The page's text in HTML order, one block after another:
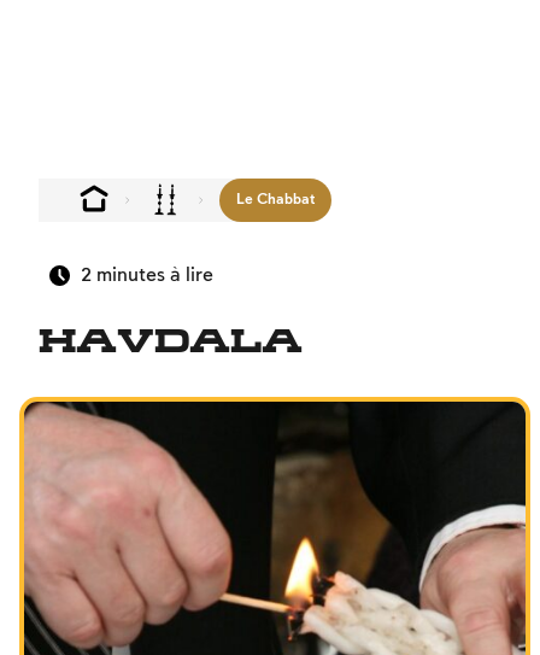
Le Chabbat
Havdala
2 minutes à lire